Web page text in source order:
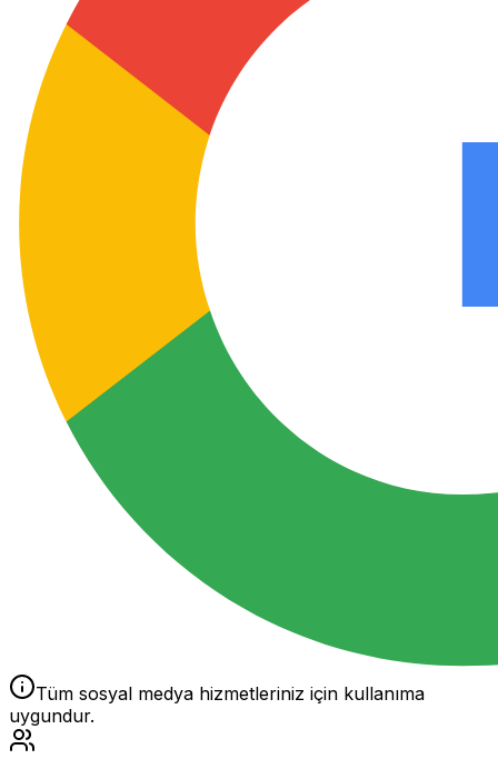
Tüm sosyal medya hizmetleriniz için kullanıma
uygundur.